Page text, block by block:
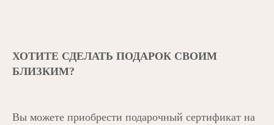
ХОТИТЕ СДЕЛАТЬ ПОДАРОК СВОИМ
БЛИЗКИМ?
Вы можете приобрести подарочный сертификат на